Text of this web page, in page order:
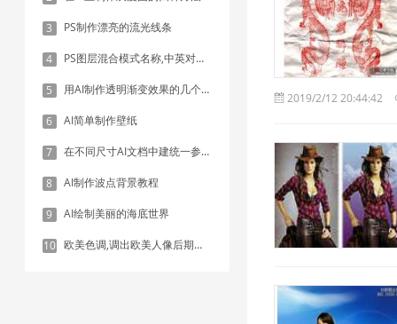
3 PS制作漂亮的流光线条
4 PS图层混合模式名称,中英对照表
5 用AI制作透明渐变效果的几个方法
6 AI简单制作壁纸
7 在不同尺寸AI文档中建统一参考线 - 方法1：对齐和分布
8 AI制作波点背景教程
9 AI绘制美丽的海底世界
10 欧美色调,调出欧美人像后期色调实例
2019/2/12 20:44:42